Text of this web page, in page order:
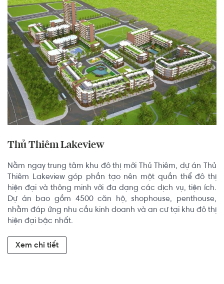
Thủ Thiêm Lakeview
Nằm ngay trung tâm khu đô thị mới Thủ Thiêm, dự án Thủ
Thiêm Lakeview góp phần tạo nên một quần thể đô thị
hiện đại và thông minh với đa dạng các dịch vụ, tiện ích.
Dự án bao gồm 4500 căn hộ, shophouse, penthouse,
nhằm đáp ứng nhu cầu kinh doanh và an cư tại khu đô thị
hiện đại bậc nhất.
Xem chi tiết